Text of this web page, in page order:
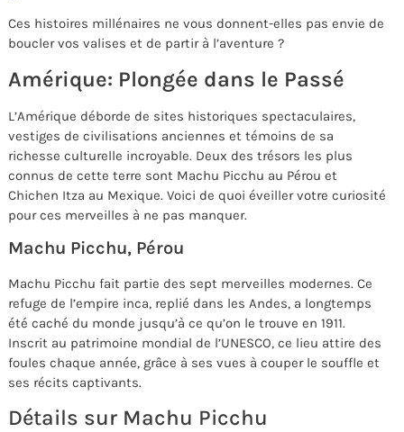
Ces histoires millénaires ne vous donnent-elles pas envie de
boucler vos valises et de partir à l’aventure ?
Amérique: Plongée dans le Passé
L’Amérique déborde de sites historiques spectaculaires,
vestiges de civilisations anciennes et témoins de sa
richesse culturelle incroyable. Deux des trésors les plus
connus de cette terre sont Machu Picchu au Pérou et
Chichen Itza au Mexique. Voici de quoi éveiller votre curiosité
pour ces merveilles à ne pas manquer.
Machu Picchu, Pérou
Machu Picchu fait partie des sept merveilles modernes. Ce
refuge de l’empire inca, replié dans les Andes, a longtemps
été caché du monde jusqu’à ce qu’on le trouve en 1911.
Inscrit au patrimoine mondial de l’UNESCO, ce lieu attire des
foules chaque année, grâce à ses vues à couper le souffle et
ses récits captivants.
Détails sur Machu Picchu